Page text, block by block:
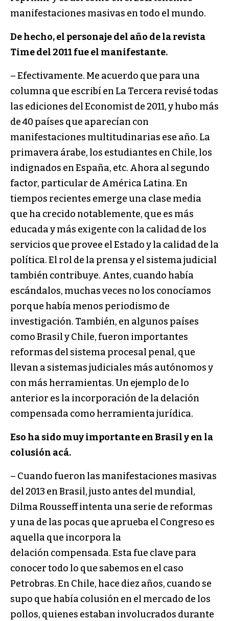
manifestaciones masivas en todo el mundo.
De hecho, el personaje del año de la revista
Time del 2011 fue el manifestante.
– Efectivamente. Me acuerdo que para una
columna que escribí en La Tercera revisé todas
las ediciones del Economist de 2011, y hubo más
de 40 países que aparecían con
manifestaciones multitudinarias ese año. La
primavera árabe, los estudiantes en Chile, los
indignados en España, etc. Ahora al segundo
factor, particular de América Latina. En
tiempos recientes emerge una clase media
que ha crecido notablemente, que es más
educada y más exigente con la calidad de los
servicios que provee el Estado y la calidad de la
política. El rol de la prensa y el sistema judicial
también contribuye. Antes, cuando había
escándalos, muchas veces no los conocíamos
porque había menos periodismo de
investigación. También, en algunos países
como Brasil y Chile, fueron importantes
reformas del sistema procesal penal, que
llevan a sistemas judiciales más autónomos y
con más herramientas. Un ejemplo de lo
anterior es la incorporación de la delación
compensada como herramienta jurídica.
Eso ha sido muy importante en Brasil y en la
colusión acá.
– Cuando fueron las manifestaciones masivas
del 2013 en Brasil, justo antes del mundial,
Dilma Rousseff intenta una serie de reformas
y una de las pocas que aprueba el Congreso es
aquella que incorpora la
delación compensada. Esta fue clave para
conocer todo lo que sabemos en el caso
Petrobras. En Chile, hace diez años, cuando se
supo que había colusión en el mercado de los
pollos, quienes estaban involucrados durante